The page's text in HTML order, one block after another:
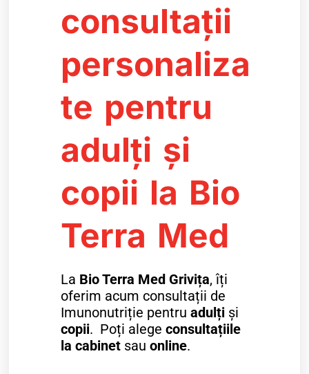
consultații
personaliza
te pentru
adulți și
copii la Bio
Terra Med
La Bio Terra Med Grivița, îți
oferim acum consultații de
Imunonutriție pentruadulți și
copii. Poți alegeconsultațiile
la cabinet sauonline.